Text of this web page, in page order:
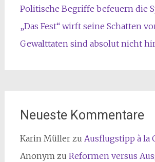
Politische Begriffe befeuern die
„Das Fest“ wirft seine Schatten
Gewalttaten sind absolut nicht
Neueste Kommentare
Karin Müllerzu Ausflugstipp à la
Anonymzu Reformen versus